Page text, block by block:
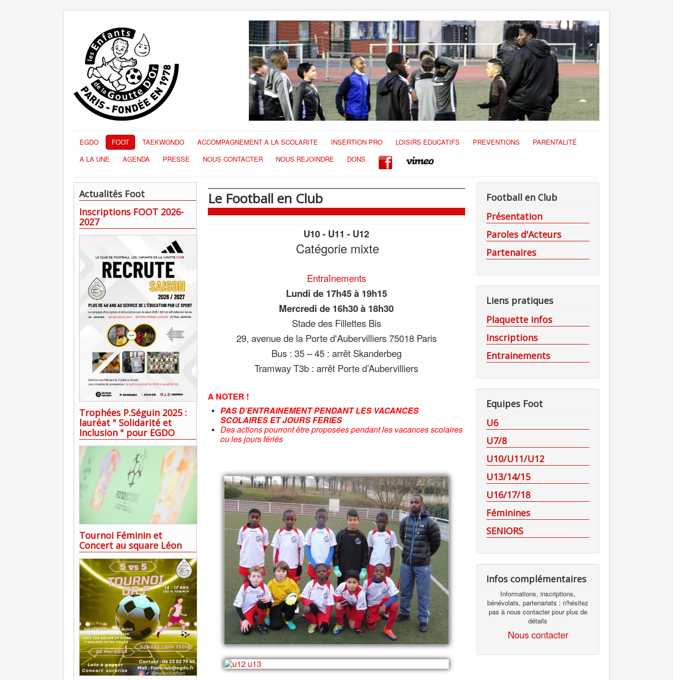
EGDO FOOT TAEKWONDO ACCOMPAGNEMENT A LA SCOLARITE INSERTION PRO LOISIRS EDUCATIFS PREVENTIONS
PARENTALITÉ
A LA UNE
AGENDA PRESSE NOUS CONTACTER NOUS REJOINDRE DONS
Actualités Foot
Inscriptions FOOT 2026-
2027
Trophées P.Séguin 2025 :
lauréat " Solidarité et
Inclusion " pour EGDO
Tournoi Féminin et
Concert au square Léon
Le Football en Club
U10 - U11 - U12
Catégorie mixte
Entraînements
Lundi de 17h45à 19h15
Mercredide 16h30à 18h30
Stade des Fillettes Bis
29, avenue de la Porte d'Aubervilliers 75018 Paris
Bus : 35 – 45 : arrêt Skanderbeg
Tramway T3b : arrêt Porte d’Aubervilliers
A NOTER !
PAS D’ENTRAINEMENT PENDANT LES VACANCES
SCOLAIRES ET JOURS FERIES
Des actions pourront être proposées pendant les vacances scolaires
ou les jours fériés
Football en Club
Présentation
Paroles d'Acteurs
Partenaires
Liens pratiques
Plaquette infos
Inscriptions
Entrainements
Equipes Foot
U6
U7/8
U10/U11/U12
U13/14/15
U16/17/18
Féminines
SENIORS
Infos complémentaires
Informations, inscriptions,
bénévolats, partenariats : n'hésitez
pas à nous contacter pour plus de
détails
Nous contacter